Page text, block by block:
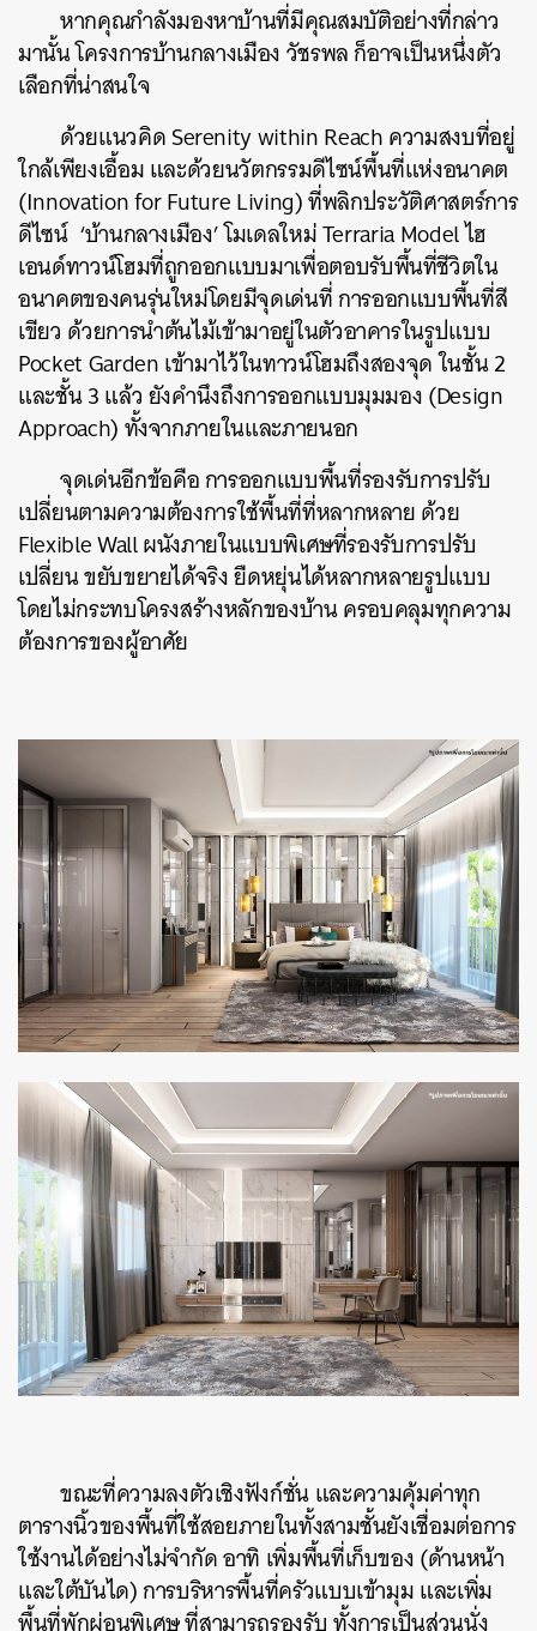
หากคุณกำลังมองหาบ้านที่มีคุณสมบัติอย่างที่กล่าว
มานั้น โครงการบ้านกลางเมือง วัชรพล ก็อาจเป็นหนึ่งตัว
เลือกที่น่าสนใจ
ด้วยแนวคิด Serenity within Reach ความสงบที่อยู่
ใกล้เพียงเอื้อม และด้วยนวัตกรรมดีไซน์พื้นที่แห่งอนาคต
(Innovation for Future Living) ที่พลิกประวัติศาสตร์การ
ดีไซน์ ‘บ้านกลางเมือง’ โมเดลใหม่ Terraria Model ไฮ
เอนด์ทาวน์โฮมที่ถูกออกแบบมาเพื่อตอบรับพื้นที่ชีวิตใน
อนาคตของคนรุ่นใหม่โดยมีจุดเด่นที่ การออกแบบพื้นที่สี
เขียว ด้วยการนำต้นไม้เข้ามาอยู่ในตัวอาคารในรูปแบบ
Pocket Garden เข้ามาไว้ในทาวน์โฮมถึงสองจุด ในชั้น 2
และชั้น 3 แล้ว ยังคำนึงถึงการออกแบบมุมมอง (Design
Approach) ทั้งจากภายในและภายนอก
จุดเด่นอีกข้อคือ การออกแบบพื้นที่รองรับการปรับ
เปลี่ยนตามความต้องการใช้พื้นที่ที่หลากหลาย ด้วย
Flexible Wall ผนังภายในแบบพิเศษที่รองรับการปรับ
เปลี่ยน ขยับขยายได้จริง ยืดหยุ่นได้หลากหลายรูปแบบ
โดยไม่กระทบโครงสร้างหลักของบ้าน ครอบคลุมทุกความ
ต้องการของผู้อาศัย
ขณะที่ความลงตัวเชิงฟังก์ชั่น และความคุ้มค่าทุก
ตารางนิ้วของพื้นที่ใช้สอยภายในทั้งสามชั้นยังเชื่อมต่อการ
ใช้งานได้อย่างไม่จำกัด อาทิ เพิ่มพื้นที่เก็บของ (ด้านหน้า
และใต้บันได) การบริหารพื้นที่ครัวแบบเข้ามุม และเพิ่ม
พื้นที่พักผ่อนพิเศษ ที่สามารถรองรับ ทั้งการเป็นส่วนนั่ง
SHARE TWEET LINE EMAIL